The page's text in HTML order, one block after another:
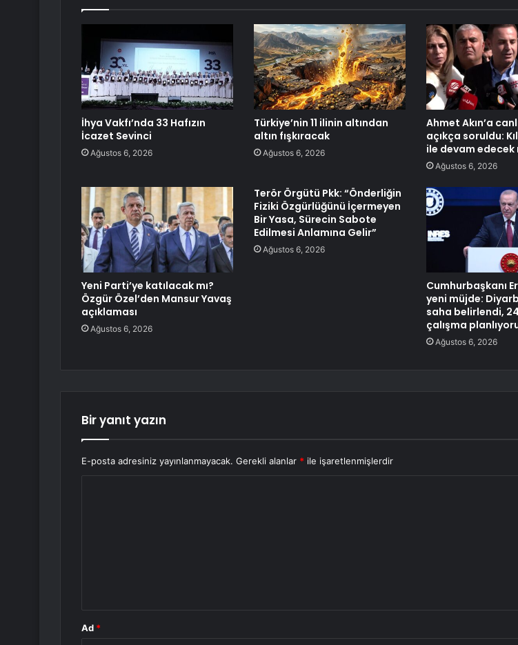
İhya Vakfı’nda 33 Hafızın
İcazet Sevinci
Ağustos 6, 2026
Türkiye’nin 11 ilinin altından
altın fışkıracak
Ağustos 6, 2026
Ahmet Akın’a
açıkça soruldu:
ile devam edecek
Ağustos 6, 2026
Yeni Parti’ye katılacak mı?
Özgür Özel’den Mansur Yavaş
açıklaması
Ağustos 6, 2026
Terör Örgütü Pkk: “Önderliğin
Fiziki Özgürlüğünü İçermeyen
Bir Yasa, Sürecin Sabote
Edilmesi Anlamına Gelir”
Ağustos 6, 2026
Cumhurbaşkanı
yeni müjde:
saha belirlendi,
çalışma
Ağustos 6, 2026
Bir yanıt yazın
E-posta adresiniz yayınlanmayacak. Gerekli alanlar * ile işaretlenmişlerdir
Ad *